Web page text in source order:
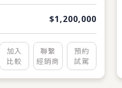
$1,200,000
加入
比較
聯繫
經銷商
預約
試駕